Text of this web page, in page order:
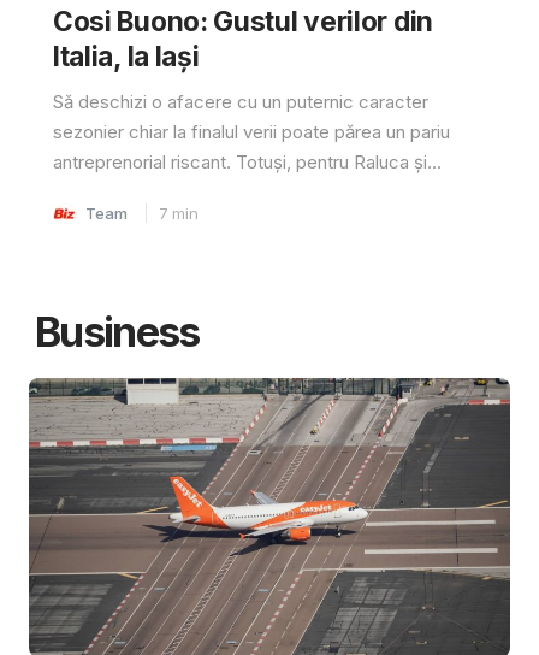
Cosi Buono: Gustul verilor din
Italia, la Iași
Să deschizi o afacere cu un puternic caracter
sezonier chiar la finalul verii poate părea un pariu
antreprenorial riscant. Totuși, pentru Raluca și...
Team 7 min
Business